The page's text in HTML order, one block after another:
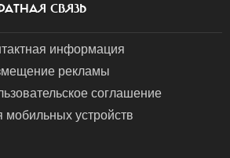
СВЯЗЬ
информация
рекламы
соглашение
мобильных устройств